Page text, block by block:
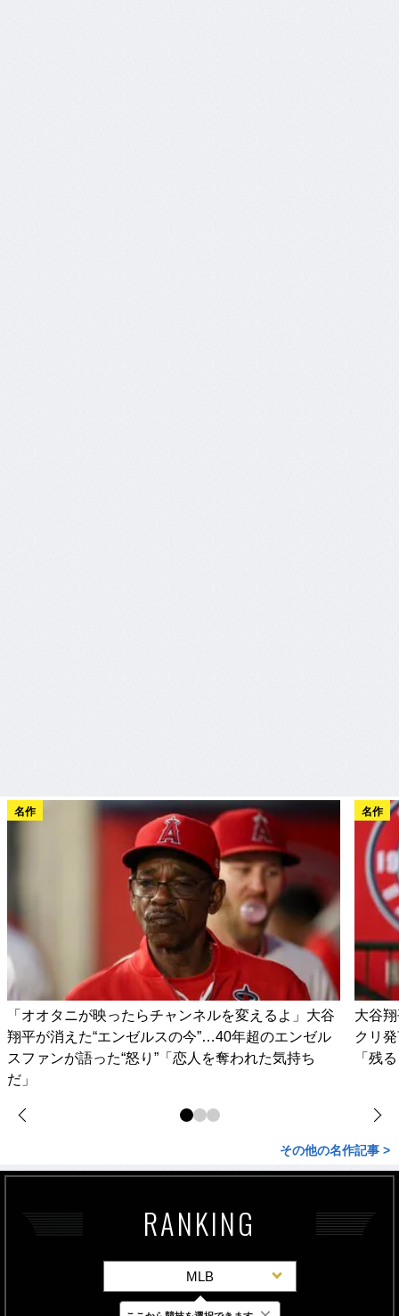
名作
「オオタニが映ったらチャンネルを変えるよ」大谷
翔平が消えた“エンゼルスの今”…40年超のエンゼル
スファンが語った“怒り”「恋人を奪われた気持ち
だ」
名作
大谷
クリ
「残
その他の名作記事 >
RANKING
MLB